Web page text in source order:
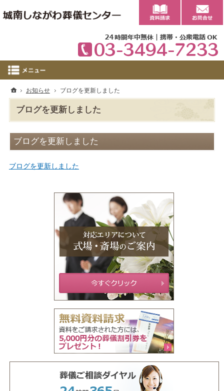
ブログを更新しました
ブログを更新しました
ブログを更新しました
ホーム
お知らせ ブログを更新しました